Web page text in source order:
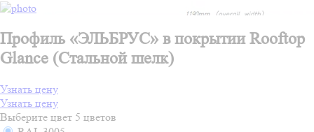
Профиль «ЭЛЬБРУС» в покрытии Rooftop
Glance (Стальной шелк)
Узнать цену
Узнать цену
Выберите цвет 5 цветов